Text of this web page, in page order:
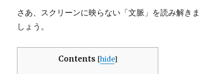
さあ、スクリーンに映らない「文脈」を読み解きま
しょう。
Contents [hide]